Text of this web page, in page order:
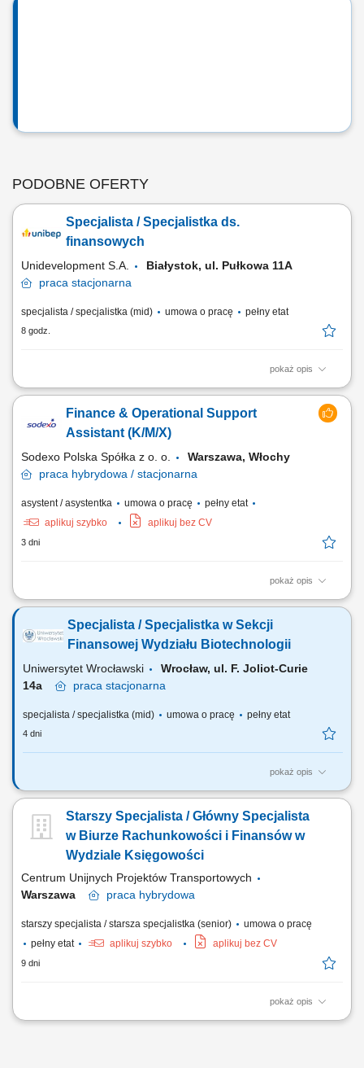
PODOBNE OFERTY
Specjalista / Specjalistka ds.
finansowych
Unidevelopment S.A.
Białystok, ul. Pułkowa 11A
praca stacjonarna
specjalista / specjalistka (mid) umowa o pracę pełny etat
8 godz.
pokaż opis
Twój zakres obowiązków: przygotowanie prognoz finansowych
Spółki oraz przygotowywanie analiz i raportów; wsparcie Zespołu w
realizacji płatności w Grupie Unidevelopment; obsługa systemów
Finance & Operational Support
Assistant (K/M/X)
Sodexo Polska Spółka z o. o.
Warszawa, Włochy
praca hybrydowa / stacjonarna
asystent / asystentka umowa o pracę
pełny etat
aplikuj szybko
aplikuj bez CV
3 dni
pokaż opis
Zakres obowiązków: Wystawianie faktur sprzedażowych; Wspieranie
konta kosztowego w procesie weryfikacji dokumentów poprzedzających
ich zaksięgowanie; Wspieranie Managerów Operacyjnych i
Specjalista / Specjalistka w Sekcji
Finansowej Wydziału Biotechnologii
Uniwersytet Wrocławski
Wrocław, ul. F. Joliot-Curie
14a
praca stacjonarna
specjalista / specjalistka (mid) umowa o pracę pełny etat
4 dni
pokaż opis
Wymiar etatu: pełny Liczba etatów: 1 Główne obowiązki Obsługa
przyznanych środków finansowych. Koordynacja i prowadzenie spraw
związanych z obsługą administracyjno-finansową realizowanych
projektów finansowanych ze źródeł...
Starszy Specjalista / Główny Specjalista
w Biurze Rachunkowości i Finansów w
Wydziale Księgowości
Centrum Unijnych Projektów Transportowych
Warszawa
praca hybrydowa
starszy specjalista / starsza specjalistka (senior)
umowa o pracę
pełny etat
aplikuj szybko aplikuj bez CV
9 dni
pokaż opis
Dołącz do CUPT! Dążymy do zapewnienia pracownikom atrakcyjnych i